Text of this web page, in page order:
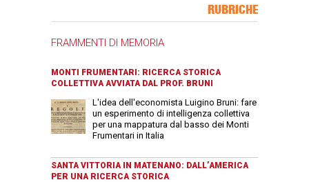
RUBRICHE
FRAMMENTI DI MEMORIA
MONTI FRUMENTARI: RICERCA STORICA
COLLETTIVA AVVIATA DAL PROF. BRUNI
L'idea dell'economista Luigino Bruni: fare
un esperimento di intelligenza collettiva
per una mappatura dal basso dei Monti
Frumentari in Italia
SANTA VITTORIA IN MATENANO: DALL’AMERICA
PER UNA RICERCA STORICA